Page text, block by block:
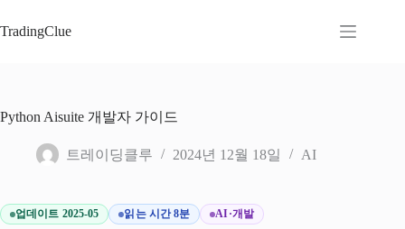
문
뛰
TradingClue
Python Aisuite 개발자 가이드
트레이딩클루 2024년 12월 18일 AI
업데이트 2025-05 읽는 시간 8분 AI·개발